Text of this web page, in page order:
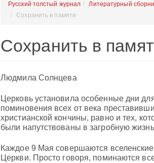
Русский толстый журнал
Литературный
Сохранить в памяти
Сохранить в
Людмила Солнцева
Церковь установила особенные дни
поминовения всех от века
христианской кончины, равно и тех,
были напутствованы в загробную
Каждое 9 Мая совершаются
Церкви. Просто говоря, поминаются